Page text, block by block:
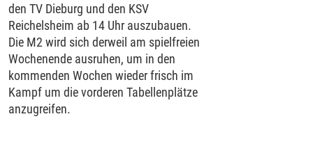
den TV Dieburg und den KSV
Reichelsheim ab 14 Uhr auszubauen.
Die M2 wird sich derweil am spielfreien
Wochenende ausruhen, um in den
kommenden Wochen wieder frisch im
Kampf um die vorderen Tabellenplätze
anzugreifen.